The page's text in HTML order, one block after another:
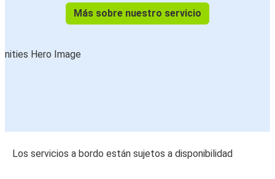
Más sobre nuestro servicio
Los servicios a bordo están sujetos a disponibilidad